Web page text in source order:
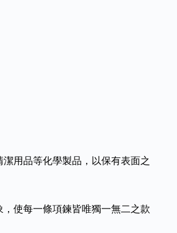
用品等化學製品，以保有表面之
使每一條項鍊皆唯獨一無二之款